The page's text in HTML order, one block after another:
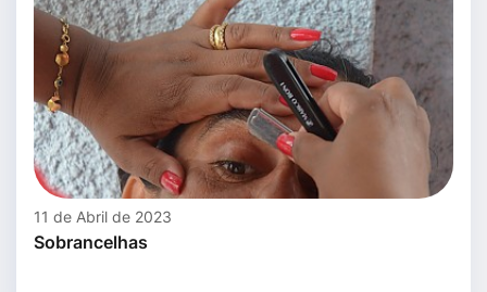
11 de Abril de 2023
Sobrancelhas